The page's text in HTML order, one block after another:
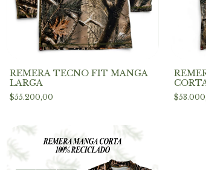
REMERA TECNO FIT MANGA
LARGA
$55.200,00